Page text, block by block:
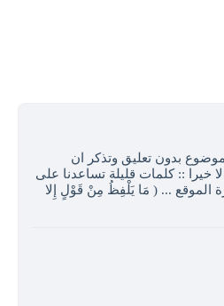
بدون تعليق وتذكر ان
خيرا :: كلمات قليلة تساعدنا على
الموقع ... ( مَا يَلْفِظُ مِنْ قَوْلٍ إِلا